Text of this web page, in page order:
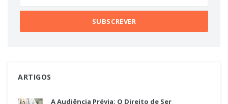
ARTIGOS
A Audiência Prévia: O Direito de Ser